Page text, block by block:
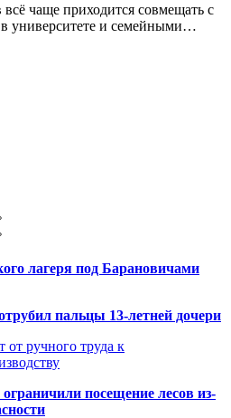
чаще приходится совмещать с
университете и семейными…
лагеря под Барановичами
пальцы 13-летней дочери
от ручного труда к
посещение лесов из-